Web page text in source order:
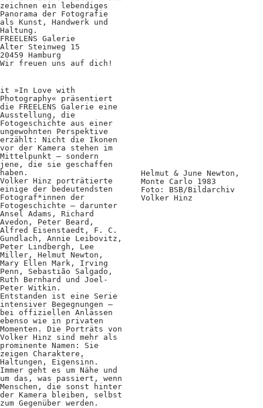
Fotograf*innen
Mitglied werden
Presseausweis
Kooperationen
Wissen A-Z
Login
zeichnen ein lebendiges
Panorama der Fotografie
als Kunst, Handwerk und
Haltung.
FREELENS Galerie
Alter Steinweg 15
20459 Hamburg
Wir freuen uns auf dich!
it »In Love with
Photography« präsentiert
die FREELENS Galerie eine
Ausstellung, die
Fotogeschichte aus einer
ungewohnten Perspektive
erzählt: Nicht die Ikonen
vor der Kamera stehen im
Mittelpunkt – sondern
jene, die sie geschaffen
haben.
Volker Hinz porträtierte
einige der bedeutendsten
Fotograf*innen der
Fotogeschichte – darunter
Ansel Adams, Richard
Avedon, Peter Beard,
Alfred Eisenstaedt, F. C.
Gundlach, Annie Leibovitz,
Peter Lindbergh, Lee
Miller, Helmut Newton,
Mary Ellen Mark, Irving
Penn, Sebastião Salgado,
Ruth Bernhard und Joel-
Peter Witkin.
Entstanden ist eine Serie
intensiver Begegnungen –
bei offiziellen Anlässen
ebenso wie in privaten
Momenten. Die Porträts von
Volker Hinz sind mehr als
prominente Namen: Sie
zeigen Charaktere,
Haltungen, Eigensinn.
Immer geht es um Nähe und
um das, was passiert, wenn
Menschen, die sonst hinter
der Kamera bleiben, selbst
zum Gegenüber werden.
Helmut & June Newton,
Monte Carlo 1983
Foto: BSB/Bildarchiv
Volker Hinz